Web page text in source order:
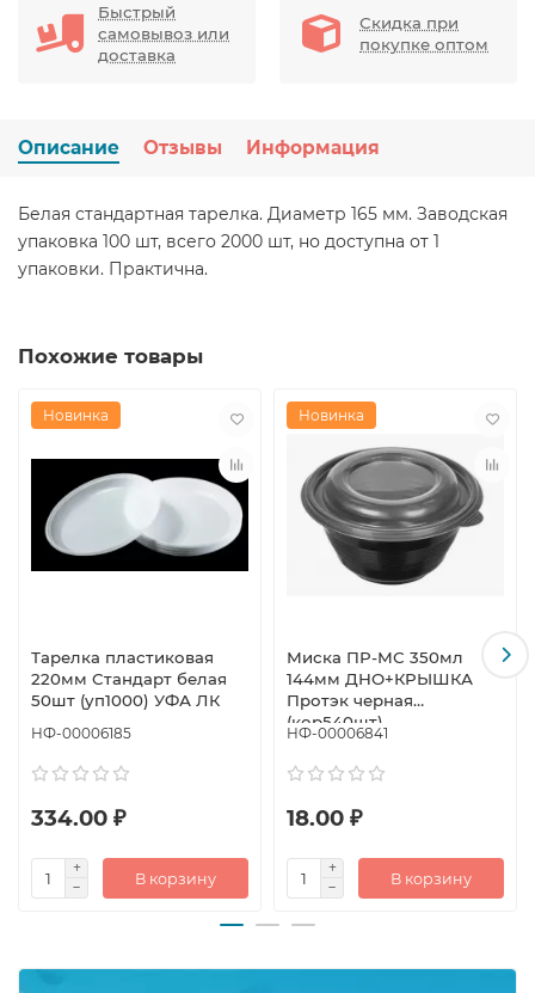
Быстрый
самовывоз или
доставка
Скидка при
покупке оптом
Описание Отзывы Информация
Белая стандартная тарелка. Диаметр 165 мм. Заводская
упаковка 100 шт, всего 2000 шт, но доступна от 1
упаковки. Практична.
Похожие товары
Новинка
Тарелка пластиковая
220мм Стандарт белая
50шт (уп1000) УФА ЛК
НФ-00006185
334.00 ₽
В корзину
Новинка
Миска ПР-МС 350мл
144мм ДНО+КРЫШКА
Протэк черная
(кор540шт)
НФ-00006841
18.00 ₽
В корзину